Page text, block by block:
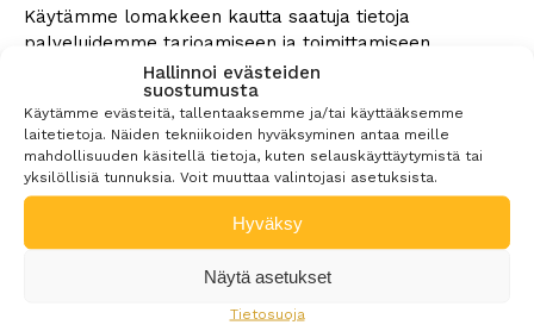
Hallinnoi evästeiden
suostumusta
Käytämme evästeitä, tallentaaksemme ja/tai käyttääksemme
laitetietoja. Näiden tekniikoiden hyväksyminen antaa meille
mahdollisuuden käsitellä tietoja, kuten selauskäyttäytymistä tai
yksilöllisiä tunnuksia. Voit muuttaa valintojasi asetuksista.
Hyväksy
Näytä asetukset
Tietosuoja
Käytämme lomakkeen kautta saatuja tietoja
palveluidemme tarjoamiseen ja toimittamiseen.
Lisätietoja löydätSuomen Laatukone Oy:n
tietosuojaselosteesta »
Lähetä tarjouspyyntö
Tutustu myös